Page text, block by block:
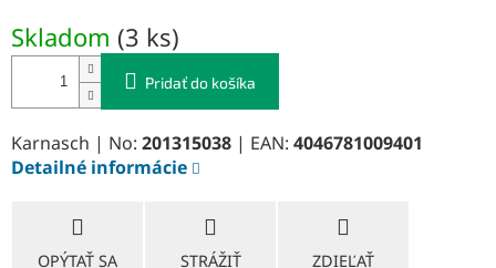
cena:
Skladom (3 ks)
Pridať do košíka
Karnasch | No: 201315038 | EAN: 4046781009401
Detailné informácie
OPÝTAŤ SA STRÁŽIŤ ZDIEĽAŤ